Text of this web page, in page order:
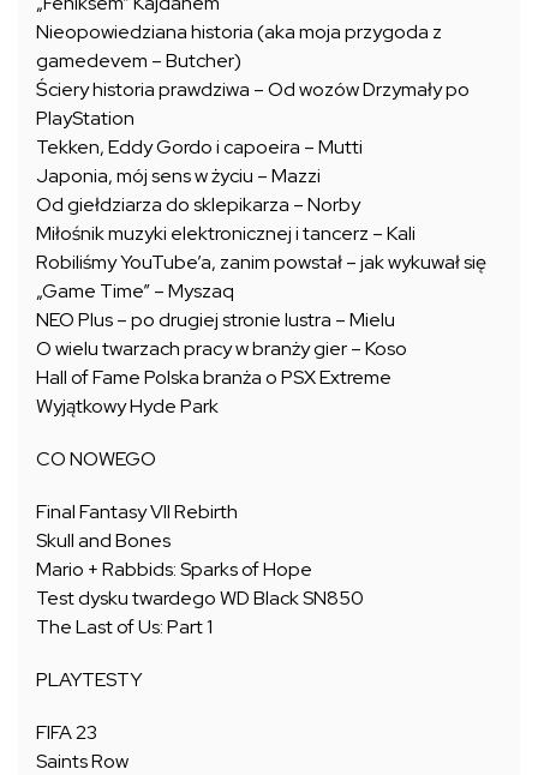
Nieopowiedziana historia (aka moja przygoda z
gamedevem – Butcher)
Ściery historia prawdziwa – Od wozów Drzymały po
PlayStation
Tekken, Eddy Gordo i capoeira – Mutti
Japonia, mój sens w życiu – Mazzi
Od giełdziarza do sklepikarza – Norby
Miłośnik muzyki elektronicznej i tancerz – Kali
Robiliśmy YouTube’a, zanim powstał – jak wykuwał się
„Game Time” – Myszaq
NEO Plus – po drugiej stronie lustra – Mielu
O wielu twarzach pracy w branży gier – Koso
Hall of Fame Polska branża o PSX Extreme
Wyjątkowy Hyde Park
CO NOWEGO
Final Fantasy VII Rebirth
Skull and Bones
Mario + Rabbids: Sparks of Hope
Test dysku twardego WD Black SN850
The Last of Us: Part 1
PLAYTESTY
FIFA 23
Saints Row